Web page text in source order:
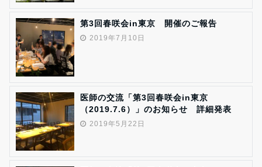
第3回春咲会in東京 開催のご報告
2019年7月10日
医師の交流「第3回春咲会in東京
（2019.7.6）」のお知らせ 詳細発表
2019年5月22日